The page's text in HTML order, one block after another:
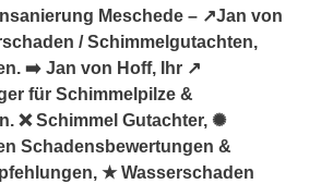
Meschede – ↗️Jan von
/ Schimmelgutachten,
➡️ Jan von Hoff, Ihr ↗️
für Schimmelpilze &
❌ Schimmel Gutachter, ✺
Schadensbewertungen &
★ Wasserschaden